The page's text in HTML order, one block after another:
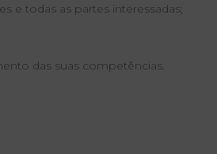
e todas as partes interessadas;
das suas competências.